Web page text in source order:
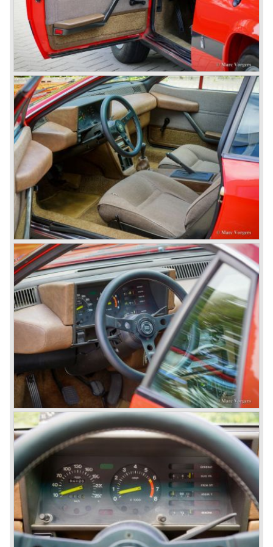
vormgegeven door Pinin Farina!
De Aurelia serie werd in 1957 opgevolgd door de Lancia
Flaminia serie.
Met de Flaminia serie bracht Lancia een, zeer luxueuze,
automobiel voor de topklasse. De auto's waren wederom
hoogstandjes van technisch vernuft en van grote uiterlijke
schoonheid. Door de gebruikte technieken werd de
Flaminia erg duur, waardoor er van alle modellen tezamen
maar iets meer dan 10.000 werden verkocht. De Flaminia
serie kenmerkte zich door: onafhankelijke wielophanging
voor, De Dion achteras met aangebouwde versnellingsbak
(Transaxle), schijfremmen rondom, en een aluminium V6
motor. We onderscheiden de volgende Lancia Flaminia
modellen:
de Flaminia Berlina (1957-1970), de Lancia Flaminia
Coupé (1958-1967), de Lancia Flaminia GT/ GTL (1958-
1967) en de Lancia's Flaminia Sport en Supersport Zagato
(1958-1967).
In 1960 verscheen naast de Lancia Flavia serie een
nieuwe loot aan de Lancia stamboom; de Flavia. De
Lancia Flavia werd gepositioneerd tussen de Appia en de
Flaminia modelseries. Het verschijnen van de Flavia
betekende de introductie van voorwielaandrijving bij
Lancia. Door te kiezen voor voorwielaandrijving kon de
Flavia technisch minder complex en dus goedkoper
worden gebouwd dan de Flaminia. De Flavia kreeg een
eenvoudiger semi-onafhankelijke wielophanging achter.
De auto was verder uitgerust met een gescheiden
remsysteem met schijfremmen rondom.
We onderscheiden de volgende Lancia Flavia Modellen:
Lancia Flavia Berlina (1960-1966), de Lancia Flavia Coupé
(1962-1968), de Lancia Flavia Cabriolet (1962-1969) en de
Lancia Flavia Sport Zagato (1963-1967).
In 1969 ging het financieel niet goed meer met Lancia. De
dure, geavanceerde, automobielen brachten te weinig
winst waardoor Lancia zich genoodzaakt zag het bedrijf
aan Fiat over te doen.
In 1969 werden de Lancia Flavia Berlina en Coupé uiterlijk
gemoderniseerd en werd er tevens een twee liter V4
motor toegepast. De gemoderniseerde Flavia werd tot
1974 gebouwd.
In 1963 kwam de Lancia Fulvia op de markt. De Berline
uitvoering leek sterk op de grotere Lancia Flavia Berline.
De Fulvia was echter voorzien van kleinere V4 motoren
die ook hier de voorwielen aandreven. De Lancia Fulvia
modelserie was voorzien van onafhankelijke
wielophanging rondom en schijfremmen rondom. In 1965
verscheen het neusje van de zalm op Lancia Fulvia
gebied; de Fulvia Coupé... deze auto zou in HF uitvoering